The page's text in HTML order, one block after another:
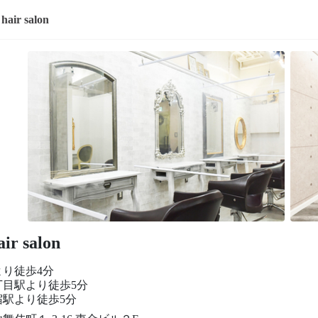
salon
salon
徒歩4分
駅より徒歩5分
より徒歩5分